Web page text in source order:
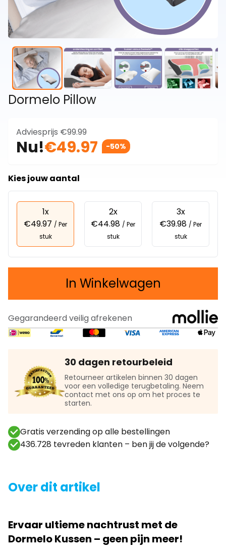
Dormelo Pillow
Adviesprijs €99.99
Nu!€49.97 -50%
Kies jouw aantal
1x
€49.97 / Per
stuk
2x
€44.98 / Per
stuk
3x
€39.98 / Per
stuk
In Winkelwagen
Gegarandeerd veilig afrekenen
30 dagen retourbeleid
Retourneer artikelen binnen 30 dagen
voor een volledige terugbetaling. Neem
contact met ons op om het proces te
starten.
Gratis verzending op alle bestellingen
436.728 tevreden klanten – ben jij de volgende?
Over dit artikel
Ervaar ultieme nachtrust met de
Dormelo Kussen – geen pijn meer!